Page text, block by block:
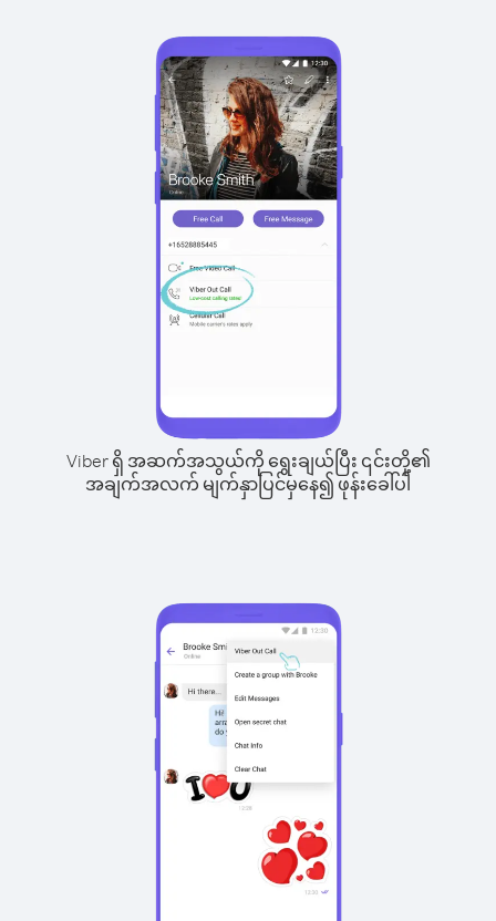
Viber ရှိ အဆက်အသွယ်ကို ရွေးချယ်ပြီး ၎င်းတို့၏
အချက်အလက် မျက်နှာပြင်မှနေ၍ ဖုန်းခေါ်ပါ